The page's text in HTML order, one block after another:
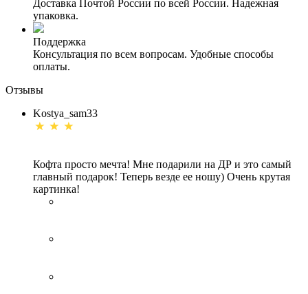
Доставка Почтой России по всей России. Надежная
упаковка.
Поддержка
Консультация по всем вопросам. Удобные способы
оплаты.
Отзывы
Kostya_sam33
Кофта просто мечта! Мне подарили на ДР и это самый
главный подарок! Теперь везде ее ношу) Очень крутая
картинка!